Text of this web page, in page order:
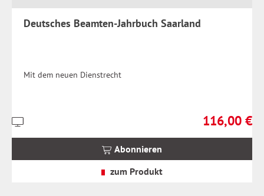
Deutsches Beamten-Jahrbuch Saarland
Mit dem neuen Dienstrecht
Regulärer
116,00 €
Preise
Abonnieren
zum Produkt